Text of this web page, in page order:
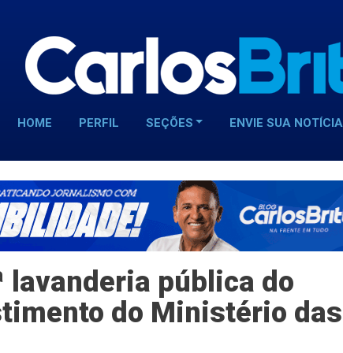
HOME PERFIL SEÇÕES ENVIE SUA NOTÍCIA
lavanderia pública do
do Ministério das